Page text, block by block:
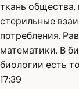
ткань
стерильные
потребления.
математики. В
биологии есть
17:39